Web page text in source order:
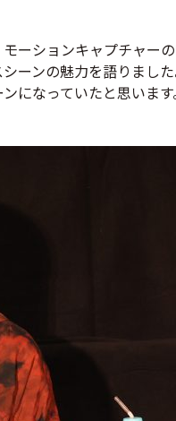
ーションキャプチャー
ーンの魅力を語りまし
になっていたと思います